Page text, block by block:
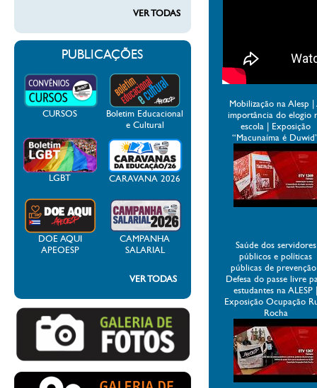
VER TODAS
PUBLICAÇÕES
CURSOS
Boletim Educacional
e Cultural
LGBT CARAVANA 2026
DOE AQUI
APEOESP
CAMPANHA
SALARIAL
VER TODAS
Mobilização na Alesp |
importância do elogio
escola | Exposição
“Macunaíma é
Saúde dos servidores
públicos e políticas
públicas de
Defesa do passe livre
estudantes na ALESP
Exposição Ocupação
Rocha